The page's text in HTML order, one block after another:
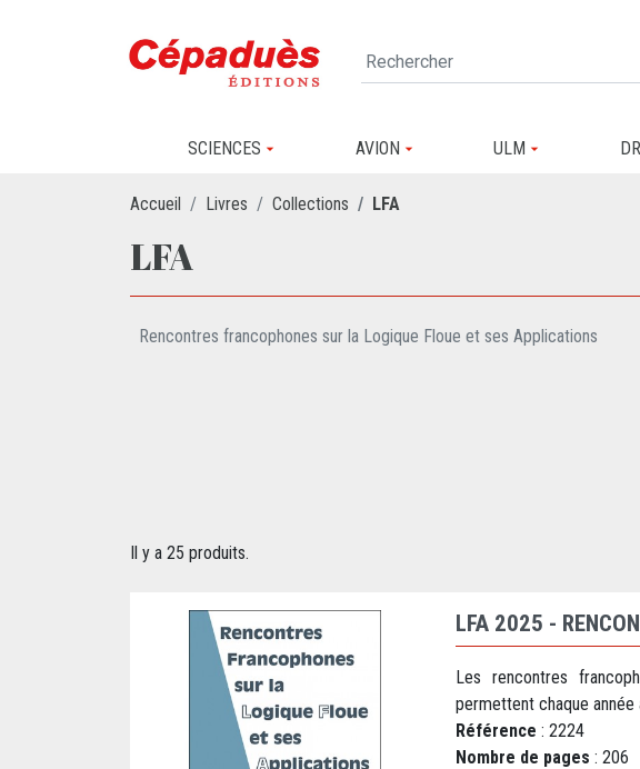
SCIENCES AVION ULM
Accueil Livres Collections LFA
LFA
Rencontres francophones sur la Logique Floue et ses Applications
Il y a 25 produits.
LFA 2025 -
Les rencontres
permettent chaque année
Référence : 2224
Nombre de pages : 206